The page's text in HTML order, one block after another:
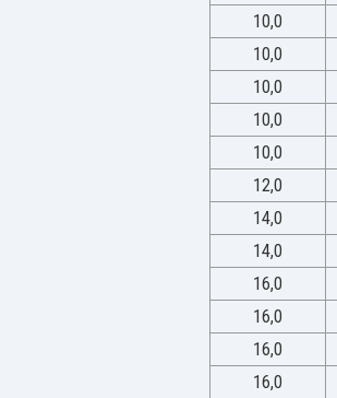
10,0
10,0
10,0
10,0
10,0
12,0
14,0
14,0
16,0
16,0
16,0
16,0